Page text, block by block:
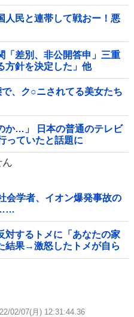
人民と連帯して戦おー！悪
「差別、非公開答申」三重
方針を決定した」他
、ク○ニされてる美女たち
か…」 日本の普通のテレビ
っていたと話題に
ん
会学者、イオン爆発事故の
……
対するトメに「あなたの家
結果→激怒したトメが自ら
ｗｗｗｗｗ
02/07(月) 12:31:44.36